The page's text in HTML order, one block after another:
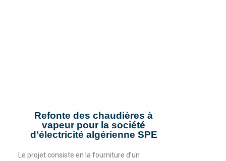
Refonte des chaudières à
vapeur pour la société
d’électricité algérienne SPE
Le projet consiste en la fourniture d’un